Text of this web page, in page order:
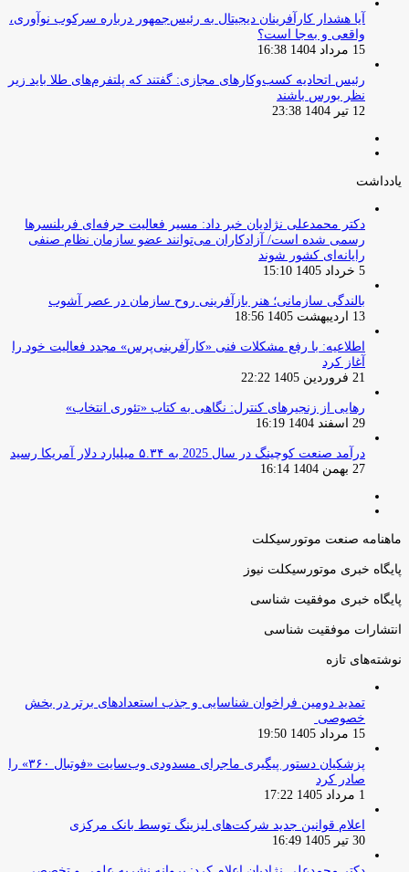
آیا هشدار کارآفرینان دیجیتال به رئیس‌جمهور درباره سرکوب نوآوری،
واقعی و به‌جا است؟
15 مرداد 1404 16:38
‏رئیس اتحادیه کسب‌وکارهای مجازی: گفتند که پلتفرم‌های طلا باید زیر
نظر بورس باشند
12 تیر 1404 23:38
یادداشت
دکتر محمدعلی نژادیان خبر داد: مسیر فعالیت حرفه‌ای فریلنسرها
رسمی شده است/ آزادکاران می‌توانند عضو سازمان نظام صنفی
رایانه‌ای کشور شوند
5 خرداد 1405 15:10
بالندگی سازمانی؛ هنر بازآفرینی روح سازمان در عصر آشوب
13 اردیبهشت 1405 18:56
اطلاعیه: با رفع مشکلات فنی «کارآفرینی‌پرس» مجدد فعالیت خود را
آغاز کرد
21 فروردین 1405 22:22
رهایی از زنجیرهای کنترل: نگاهی به کتاب «تئوری انتخاب»
29 اسفند 1404 16:19
درآمد صنعت کوچینگ در سال 2025 به ۵.۳۴ میلیارد دلار آمریکا رسید
27 بهمن 1404 16:14
ماهنامه صنعت موتورسیکلت
پایگاه خبری موتورسیکلت نیوز
پایگاه خبری موفقیت شناسی
انتشارات موفقیت شناسی
نوشته‌های تازه
تمدید دومین فراخوان شناسایی و جذب استعدادهای برتر در بخش
خصوصی
15 مرداد 1405 19:50
پزشکیان دستور پیگیری ماجرای مسدودی وب‌سایت «فوتبال ۳۶۰» را
صادر کرد
1 مرداد 1405 17:22
اعلام قوانین جدید شرکت‌های لیزینگ توسط بانک مرکزی
30 تیر 1405 16:49